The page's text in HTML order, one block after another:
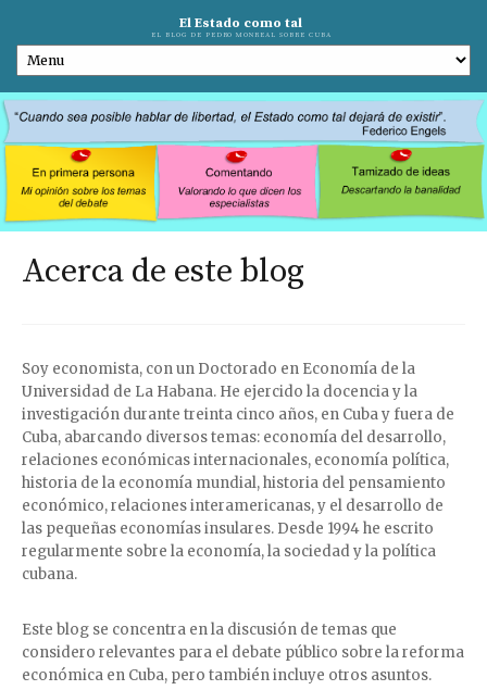
El Estado como tal
EL BLOG DE PEDRO MONREAL SOBRE CUBA
Acerca de este blog
Soy economista, con un Doctorado en Economía de la
Universidad de La Habana. He ejercido la docencia y la
investigación durante treinta cinco años, en Cuba y fuera de
Cuba, abarcando diversos temas: economía del desarrollo,
relaciones económicas internacionales, economía política,
historia de la economía mundial, historia del pensamiento
económico, relaciones interamericanas, y el desarrollo de
las pequeñas economías insulares. Desde 1994 he escrito
regularmente sobre la economía, la sociedad y la política
cubana.
Este blog se concentra en la discusión de temas que
considero relevantes para el debate público sobre la reforma
económica en Cuba, pero también incluye otros asuntos.